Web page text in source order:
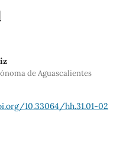
de Aguascalientes
10.33064/hh.31.01-02